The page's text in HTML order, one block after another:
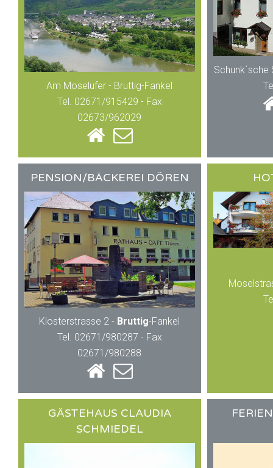
Am Moselufer - Bruttig-Fankel
Tel. 02671/915429 - Fax
02673/962029
PENSION/BÄCKEREI DÖREN
Klosterstrasse 2 - Bruttig-Fankel
Tel. 02671/980287 - Fax
02671/980288
GÄSTEHAUS CLAUDIA
SCHMIEDEL